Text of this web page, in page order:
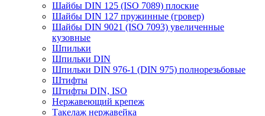
Шайбы DIN 125 (ISO 7089) плоские
Шайбы DIN 127 пружинные (гровер)
Шайбы DIN 9021 (ISO 7093) увеличенные
кузовные
Шпильки
Шпильки DIN
Шпильки DIN 976-1 (DIN 975) полнорезьбовые
Штифты
Штифты DIN, ISO
Нержавеющий крепеж
Такелаж нержавейка